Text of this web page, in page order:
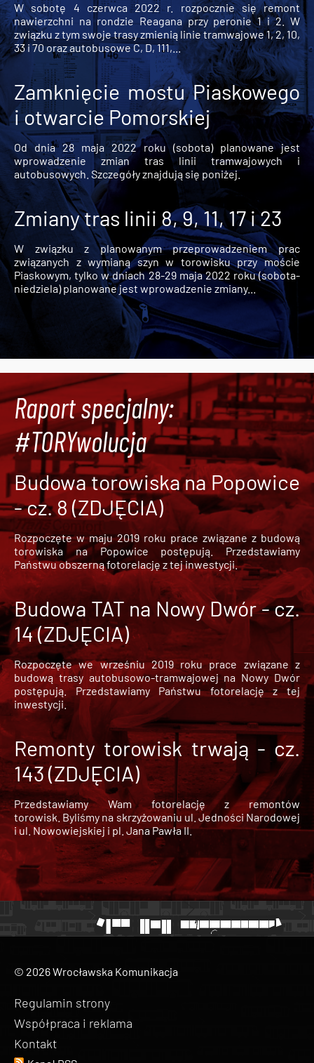
W sobotę 4 czerwca 2022 r. rozpocznie się remont
nawierzchni na rondzie Reagana przy peronie 1 i 2. W
związku z tym swoje trasy zmienią linie tramwajowe 1, 2, 10,
33 i 70 oraz autobusowe C, D, 111,...
Zamknięcie mostu Piaskowego
i otwarcie Pomorskiej
Od dnia 28 maja 2022 roku (sobota) planowane jest
wprowadzenie zmian tras linii tramwajowych i
autobusowych. Szczegóły znajdują się poniżej.
Zmiany tras linii 8, 9, 11, 17 i 23
W związku z planowanym przeprowadzeniem prac
związanych z wymianą szyn w torowisku przy moście
Piaskowym, tylko w dniach 28-29 maja 2022 roku (sobota-
niedziela) planowane jest wprowadzenie zmiany...
Raport specjalny:
#TORYwolucja
Budowa torowiska na Popowice
- cz. 8 (ZDJĘCIA)
Rozpoczęte w maju 2019 roku prace związane z budową
torowiska na Popowice
postępują. Przedstawiamy
Państwu obszerną fotorelację z tej inwestycji.
Budowa TAT na Nowy Dwór - cz.
14 (ZDJĘCIA)
Rozpoczęte we wrześniu 2019 roku prace związane z
budową trasy autobusowo-tramwajowej na Nowy Dwór
postępują. Przedstawiamy Państwu fotorelację z tej
inwestycji.
Remonty torowisk trwają - cz.
143 (ZDJĘCIA)
Przedstawiamy Wam fotorelację z remontów
torowisk. Byliśmy na skrzyżowaniu ul. Jedności Narodowej
i ul. Nowowiejskiej i pl. Jana Pawła II.
© 2026 Wrocławska Komunikacja
Regulamin strony
Współpraca i reklama
Kontakt